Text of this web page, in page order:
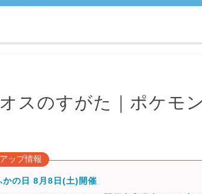
スのすがた｜ポケモ
ップ情報
かの日 8月8日(土)開催